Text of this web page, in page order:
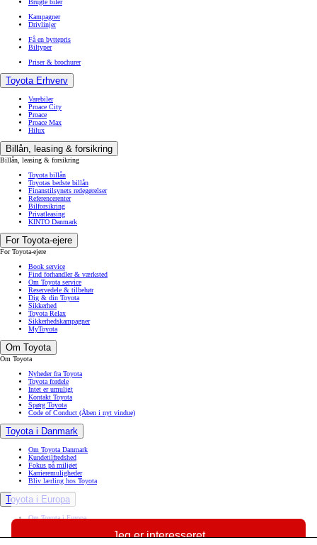
Jeg er interesseret
Brugte biler
Kampagner
Drivlinjer
Få en byttepris
Biltyper
Priser & brochurer
Toyota Erhverv
Varebiler
Proace City
Proace
Proace Max
Hilux
Billån, leasing & forsikring
Billån, leasing & forsikring
Toyota billån
Toyotas bedste billån
Finanstilsynets redegørelser
Referencerenter
Bilforsikring
Privatleasing
KINTO Danmark
For Toyota-ejere
For Toyota-ejere
Book service
Find forhandler & værksted
Om Toyota service
Reservedele & tilbehør
Dig & din Toyota
Sikkerhed
Toyota Relax
Sikkerhedskampagner
MyToyota
Om Toyota
Om Toyota
Nyheder fra Toyota
Toyota fordele
Intet er umuligt
Kontakt Toyota
Spørg Toyota
Code of Conduct (Åben i nyt vindue)
Toyota i Danmark
Om Toyota Danmark
Kundetilfredshed
Fokus på miljøet
Karrieremuligheder
Bliv lærling hos Toyota
Toyota i Europa
Om Toyota i Europa